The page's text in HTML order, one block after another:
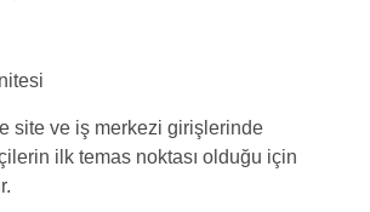
site ve iş merkezi girişlerinde
ilk temas noktası olduğu için